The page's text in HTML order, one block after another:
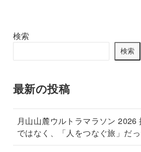
検索
検索
最新の投稿
月山山麓ウルトラマラソン 2026
ではなく、「人をつなぐ旅」だ